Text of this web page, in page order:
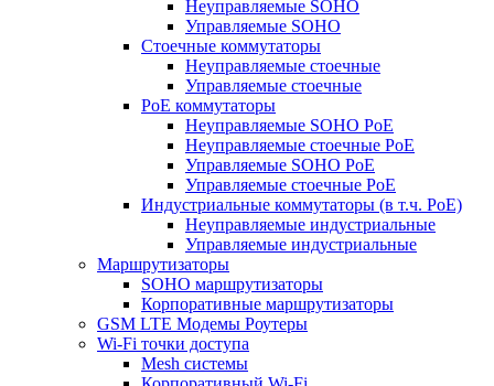
Неуправляемые SOHO
Управляемые SOHO
Стоечные коммутаторы
Неуправляемые стоечные
Управляемые стоечные
PoE коммутаторы
Неуправляемые SOHO PoE
Неуправляемые стоечные PoE
Управляемые SOHO PoE
Управляемые стоечные PoE
Индустриальные коммутаторы (в т.ч. РоЕ)
Неуправляемые индустриальные
Управляемые индустриальные
Маршрутизаторы
SOHO маршрутизаторы
Корпоративные маршрутизаторы
GSM LTE Модемы Роутеры
Wi-Fi точки доступа
Mesh системы